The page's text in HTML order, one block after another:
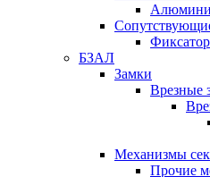
БЗАЛ
Замки
Врезные
Механизмы
Прочие